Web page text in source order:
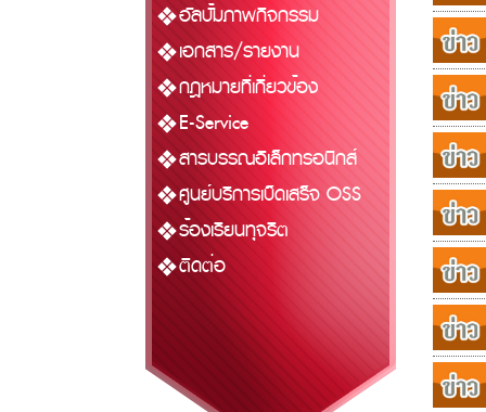
อัลบั้มภาพกิจกรรม
เอกสาร/รายงาน
กฎหมายที่เกี่ยวข้อง
E-Service
สารบรรณอิเล็กทรอนิกส์
ศูนย์บริการเบ็ดเสร็จ OSS
ร้องเรียนทุจริต
ติดต่อ